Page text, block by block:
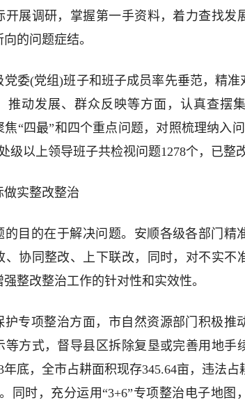
开展调研，掌握第一手资料，着力查找发
的问题症结。
党委(党组)班子和班子成员率先垂范，精准
推动发展、群众反映等方面，认真查摆
“四最”和四个重点问题，对照梳理纳入
级以上领导班子共检视问题1278个，已整改
做实整改整治
的目的在于解决问题。安顺各级各部门精
、协同整改、上下联改，同时，对不实不
整改整治工作的针对性和实效性。
护专项整治方面，市自然资源部门积极推
等方式，督导县区拆除复垦或完善用地手
年底，全市占耕面积现存345.64亩，违法占
同时，充分运用“3+6”专项整治电子地图